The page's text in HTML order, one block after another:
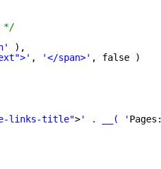
*/
),
, '</span>' , false )
links-title">' . __( ' Pages: